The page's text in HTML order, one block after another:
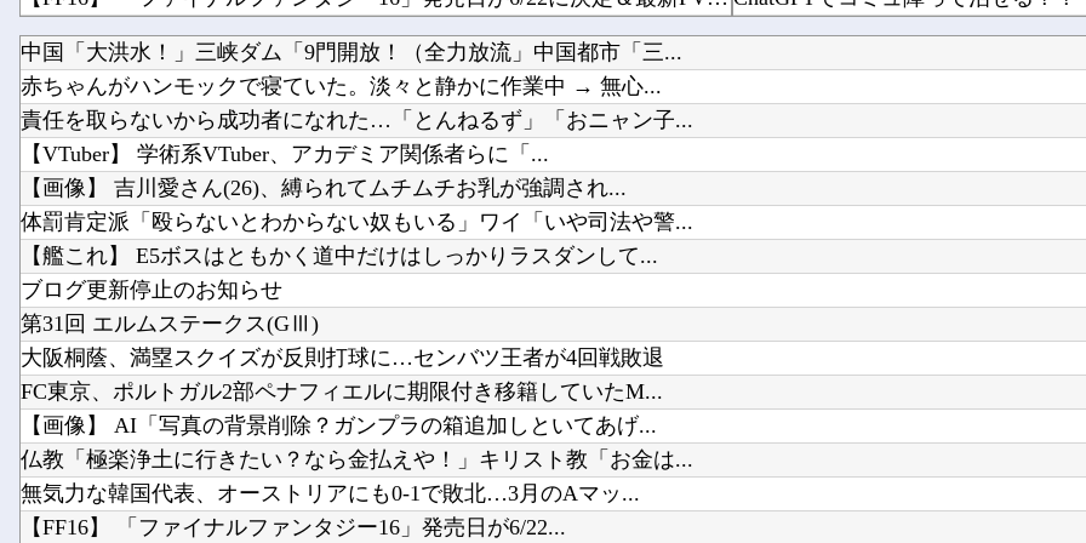
【朗報】 フロム新作Duskbloods、ネットワークテストキタ━━━━(゜∀゜)━━━━...
電気代1時間16円で全身冷却!? 全身を冷やす“人間用冷蔵庫”『ど冷えもんBOX』→工事現...
【画像】 「ビールと水を交互に飲まないと倒れるグラス」発売
Powered by livedoor 相互RSS
お前らがメイドイン韓国で認めて
【PC電源】いったい誰に見せるた
中国「大洪水！」三峡ダム「9門開放！（全力放流」中国都市「三...
赤ちゃんがハンモックで寝ていた。淡々と静かに作業中 → 無心...
責任を取らないから成功者になれた…「とんねるず」「おニャン子...
【VTuber】 学術系VTuber、アカデミア関係者らに「...
【画像】 吉川愛さん(26)、縛られてムチムチお乳が強調され...
体罰肯定派「殴らないとわからない奴もいる」ワイ「いや司法や警...
【艦これ】 E5ボスはともかく道中だけはしっかりラスダンして...
ブログ更新停止のお知らせ
第31回 エルムステークス(GⅢ)
大阪桐蔭、満塁スクイズが反則打球に…センバツ王者が4回戦敗退
FC東京、ポルトガル2部ペナフィエルに期限付き移籍していたM...
【画像】 AI「写真の背景削除？ガンプラの箱追加しといてあげ...
仏教「極楽浄土に行きたい？なら金払えや！」キリスト教「お金は...
無気力な韓国代表、オーストリアにも0-1で敗北…3月のAマッ...
【FF16】 「ファイナルファンタジー16」発売日が6/22...